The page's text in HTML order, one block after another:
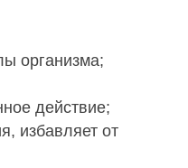
организма;
действие;
избавляет от